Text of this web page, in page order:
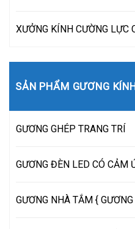
XƯỞNG KÍNH CƯỜNG LỰC
SẢN PHẨM GƯƠNG
GƯƠNG GHÉP TRANG TRÍ
GƯƠNG ĐÈN LED CÓ CẢM
GƯƠNG NHÀ TẮM {